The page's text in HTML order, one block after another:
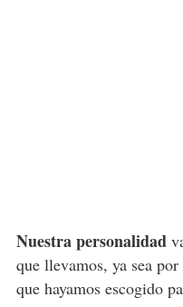
Nuestra personalidad
que llevamos, ya sea
que hayamos escogido